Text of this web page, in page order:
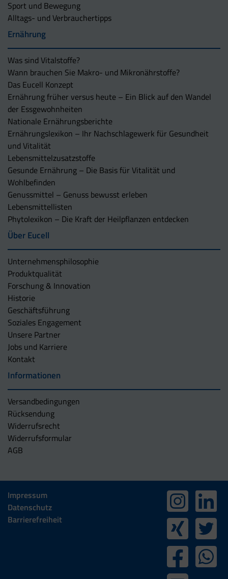
Sport und Bewegung
Alltags- und Verbrauchertipps
Ernährung
Was sind Vitalstoffe?
Wann brauchen Sie Makro- und Mikronährstoffe?
Das Eucell Konzept
Ernährung früher versus heute – Ein Blick auf den Wandel
der Essgewohnheiten
Nationale Ernährungsberichte
Ernährungslexikon – Ihr Nachschlagewerk für Gesundheit
und Vitalität
Lebensmittelzusatzstoffe
Gesunde Ernährung – Die Basis für Vitalität und
Wohlbefinden
Genussmittel – Genuss bewusst erleben
Lebensmittellisten
Phytolexikon – Die Kraft der Heilpflanzen entdecken
Über Eucell
Unternehmens­philosophie
Produktqualität
Forschung & Innovation
Historie
Geschäftsführung
Soziales Engagement
Unsere Partner
Jobs und Karriere
Kontakt
Informationen
Versandbedingungen
Rücksendung
Widerrufsrecht
Widerrufsformular
AGB
Impressum
Datenschutz
Barrierefreiheit